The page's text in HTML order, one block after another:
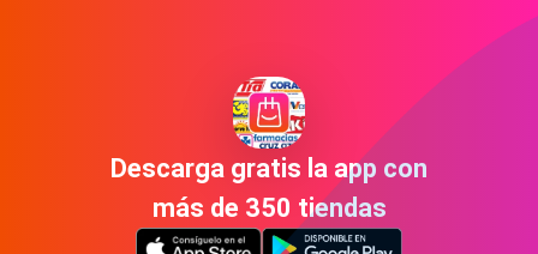
Descarga gratis la app con
más de 350 tiendas